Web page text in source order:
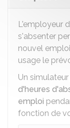
L'employeur
s'absenter
nouvel
usage le
Un
d'heures
emploi
fonction de